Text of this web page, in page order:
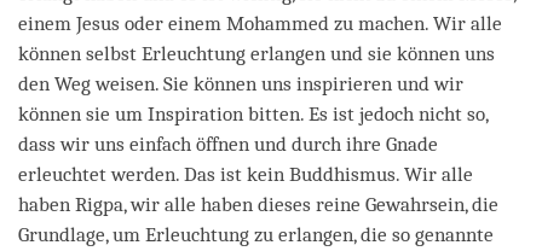
einem Jesus oder einem Mohammed zu machen. Wir alle
können selbst Erleuchtung erlangen und sie können uns
den Weg weisen. Sie können uns inspirieren und wir
können sie um Inspiration bitten. Es ist jedoch nicht so,
dass wir uns einfach öffnen und durch ihre Gnade
erleuchtet werden. Das ist kein Buddhismus. Wir alle
haben Rigpa, wir alle haben dieses reine Gewahrsein, die
Grundlage, um Erleuchtung zu erlangen, die so genannte